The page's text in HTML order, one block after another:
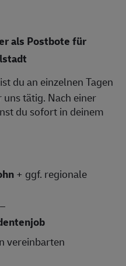
als Postbote für
du an einzelnen Tagen
tätig. Nach einer
du sofort in deinem
+ ggf. regionale
vereinbarten